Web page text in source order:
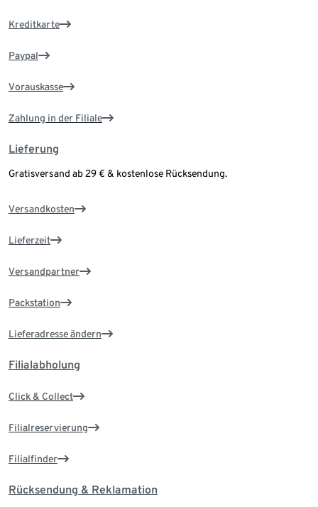
Kreditkarte
Paypal
Vorauskasse
Zahlung in der Filiale
Lieferung
Gratisversand ab 29 € & kostenlose Rücksendung.
Versandkosten
Lieferzeit
Versandpartner
Packstation
Lieferadresse ändern
Filialabholung
Click & Collect
Filialreservierung
Filialfinder
Rücksendung & Reklamation